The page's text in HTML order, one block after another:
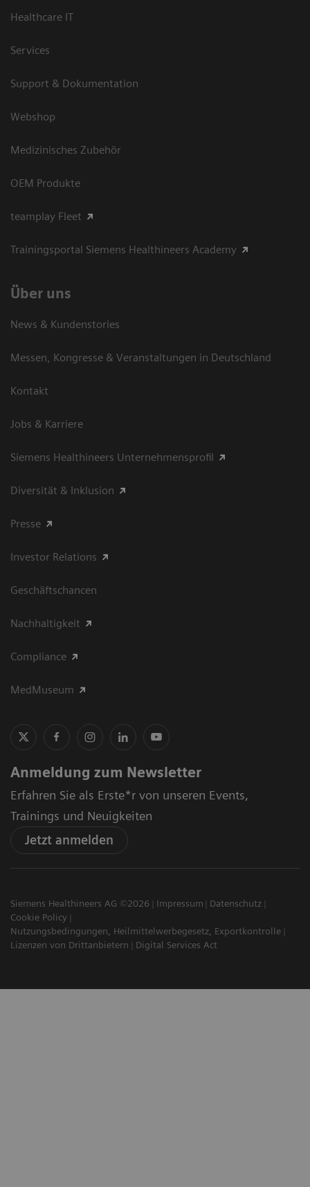
Healthcare IT
Services
Support & Dokumentation
Webshop
Medizinisches Zubehör
OEM Produkte
teamplay Fleet
Trainingsportal Siemens Healthineers Academy
Über uns
News & Kundenstories
Messen, Kongresse & Veranstaltungen in Deutschland
Kontakt
Jobs & Karriere
Siemens Healthineers Unternehmensprofil
Diversität & Inklusion
Presse
Investor Relations
Geschäftschancen
Nachhaltigkeit
Compliance
MedMuseum
Anmeldung zum Newsletter
Erfahren Sie als Erste*r von unseren Events,
Trainings und Neuigkeiten
Jetzt anmelden
Siemens Healthineers AG ©2026 Impressum
Datenschutz
Cookie Policy
Nutzungsbedingungen, Heilmittelwerbegesetz, Exportkontrolle
Lizenzen von Drittanbietern
Digital Services Act